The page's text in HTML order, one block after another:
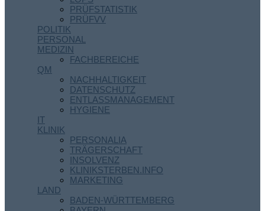
PRÜFSTATISTIK
PRÜFVV
POLITIK
PERSONAL
MEDIZIN
FACHBEREICHE
QM
NACHHALTIGKEIT
DATENSCHUTZ
ENTLASSMANAGEMENT
HYGIENE
IT
KLINIK
PERSONALIA
TRÄGERSCHAFT
INSOLVENZ
KLINIKSTERBEN.INFO
MARKETING
LAND
BADEN-WÜRTTEMBERG